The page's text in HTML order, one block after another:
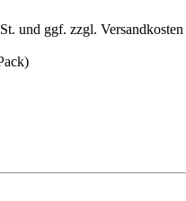
und ggf. zzgl. Versandkosten
)